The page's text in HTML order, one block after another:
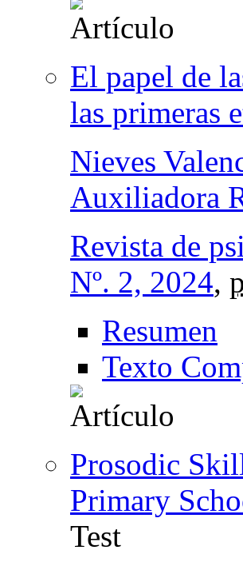
El papel de
las primeras
Nieves
Auxiliadora
Revista de
Nº. 2, 2024,
Resumen
Texto
Prosodic
Primary
Test